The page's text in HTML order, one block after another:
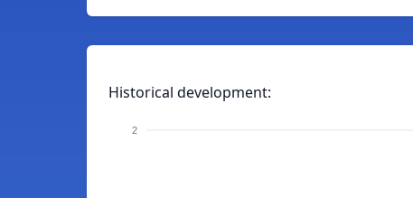
Historical development:
2